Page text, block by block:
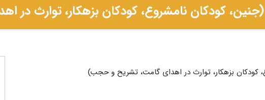
کودکان نامشروع، کودکان بزهکار، توارث
کودکان بزهکار، توارث در اهدای گامت، تشریح و حجب)